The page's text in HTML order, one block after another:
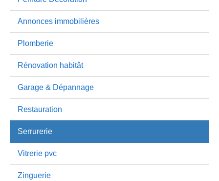
Annonces immobilières
Plomberie
Rénovation habitât
Garage & Dépannage
Restauration
Serrurerie
Vitrerie pvc
Zinguerie